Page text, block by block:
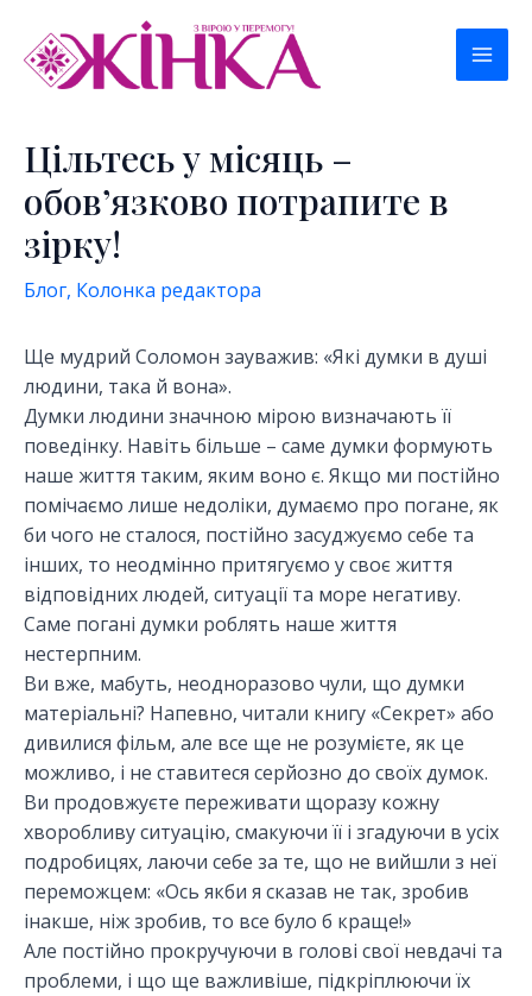
содержимому
Цільтесь у місяць –
обов’язково потрапите в
зірку!
Блог, Колонка редактора
Ще мудрий Соломон зауважив: «Які думки в душі
людини, така й вона».
Думки людини значною мірою визначають її
поведінку. Навіть більше – саме думки формують
наше життя таким, яким воно є. Якщо ми постійно
помічаємо лише недоліки, думаємо про погане, як
би чого не сталося, постійно засуджуємо себе та
інших, то неодмінно притягуємо у своє життя
відповідних людей, ситуації та море негативу.
Саме погані думки роблять наше життя
нестерпним.
Ви вже, мабуть, неодноразово чули, що думки
матеріальні? Напевно, читали книгу «Секрет» або
дивилися фільм, але все ще не розумієте, як це
можливо, і не ставитеся серйозно до своїх думок.
Ви продовжуєте переживати щоразу кожну
хворобливу ситуацію, смакуючи її і згадуючи в усіх
подробицях, лаючи себе за те, що не вийшли з неї
переможцем: «Ось якби я сказав не так, зробив
інакше, ніж зробив, то все було б краще!»
Але постійно прокручуючи в голові свої невдачі та
проблеми, і що ще важливіше, підкріплюючи їх